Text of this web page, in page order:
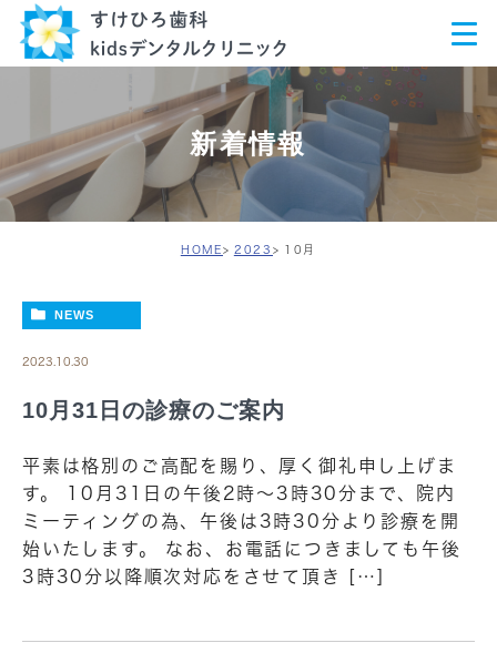
新着情報
HOME 2023 10月
NEWS
2023.10.30
10月31日の診療のご案内
平素は格別のご高配を賜り、厚く御礼申し上げま
す。 10月31日の午後2時～3時30分まで、院内
ミーティングの為、午後は3時30分より診療を開
始いたします。 なお、お電話につきましても午後
3時30分以降順次対応をさせて頂き […]